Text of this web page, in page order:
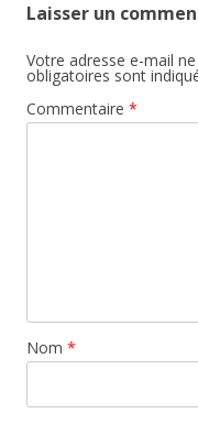
Laisser un
Votre adresse e-mail
obligatoires sont
Commentaire *
Nom *